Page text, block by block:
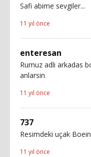
Safi abime sevgiler...
11 yıl önce
enteresan
Rumuz adli arkadas
anlarsin
11 yıl önce
737
Resimdeki uçak
11 yıl önce